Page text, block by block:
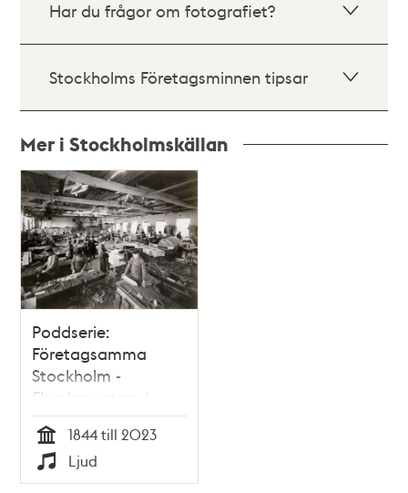
Har du frågor om fotografiet?
Stockholms Företagsminnen tipsar
Mer i Stockholmskällan
Relaterade
poster
och
teman
Poddserie:
Företagsamma
Stockholm -
Fleminggatan 4,
Bolinders Mekaniska
Verkstad
Tid
1844 till 2023
Typ
Ljud